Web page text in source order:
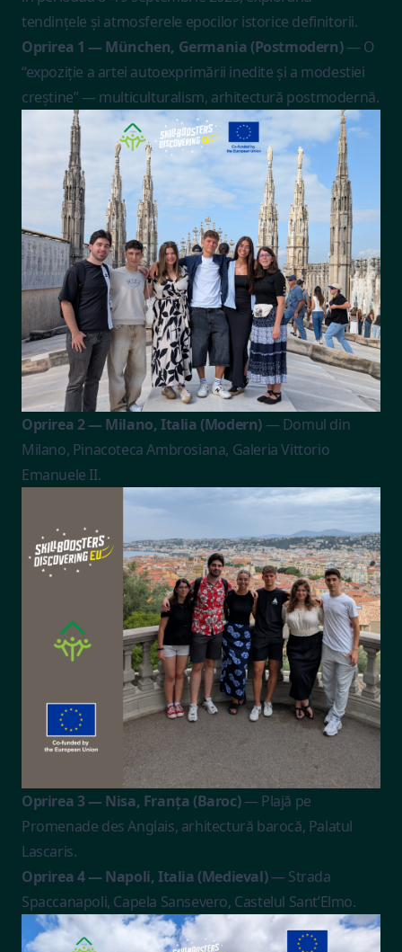
tendințele și atmosferele epocilor istorice definitorii.
Oprirea 1 — München, Germania (Postmodern)— O
“expoziție a artei autoexprimării inedite și a modestiei
creștine” — multiculturalism, arhitectură postmodernă.
Oprirea 2 — Milano, Italia (Modern) — Domul din
Milano, Pinacoteca Ambrosiana, Galeria Vittorio
Emanuele II.
Oprirea 3 — Nisa, Franța (Baroc)— Plajă pe
Promenade des Anglais, arhitectură barocă, Palatul
Lascaris.
Oprirea 4 — Napoli, Italia (Medieval)— Strada
Spaccanapoli, Capela Sansevero, Castelul Sant’Elmo.